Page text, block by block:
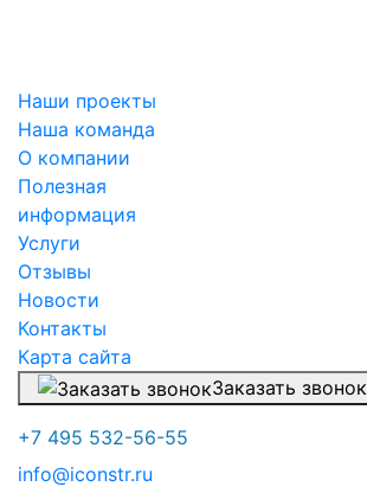
Наши проекты
Наша команда
О компании
Полезная
информация
Услуги
Отзывы
Новости
Контакты
Карта сайта
Заказать звонок
+7 495 532-56-55
info@iconstr.ru